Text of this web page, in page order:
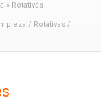
» Rotativas
/ Rotativas /